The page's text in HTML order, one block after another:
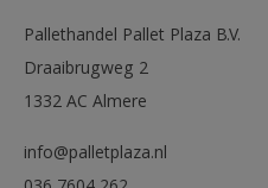
Pallethandel Pallet Plaza B.V.
Draaibrugweg 2
1332 AC Almere
info@palletplaza.nl